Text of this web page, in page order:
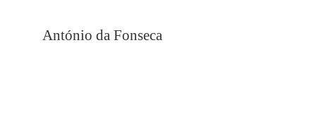
António da Fonseca